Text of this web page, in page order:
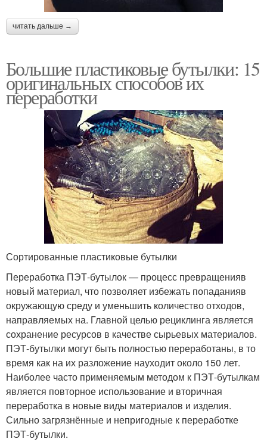
читать дальше →
Большие пластиковые бутылки: 15
оригинальных способов их
переработки
Сортированные пластиковые бутылки
Переработка ПЭТ-бутылок — процесс превращенияв
новый материал, что позволяет избежать попаданияв
окружающую среду и уменьшить количество отходов,
направляемых на. Главной целью рециклинга является
сохранение ресурсов в качестве сырьевых материалов.
ПЭТ-бутылки могут быть полностью переработаны, в то
время как на их разложение науходит около 150 лет.
Наиболее часто применяемым методом к ПЭТ-бутылкам
является повторное использование и вторичная
переработка в новые виды материалов и изделия.
Сильно загрязнённые и непригодные к переработке
ПЭТ-бутылки.